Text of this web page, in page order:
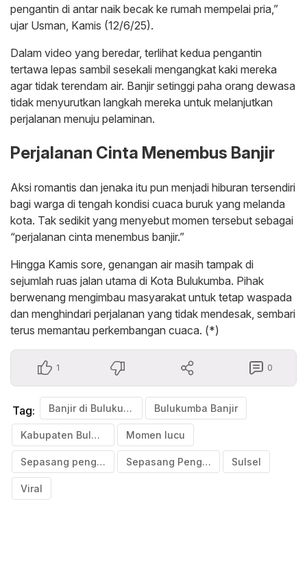
pengantin di antar naik becak ke rumah mempelai pria,”
ujar Usman, Kamis (12/6/25).
Dalam video yang beredar, terlihat kedua pengantin
tertawa lepas sambil sesekali mengangkat kaki mereka
agar tidak terendam air. Banjir setinggi paha orang dewasa
tidak menyurutkan langkah mereka untuk melanjutkan
perjalanan menuju pelaminan.
Perjalanan Cinta Menembus Banjir
Aksi romantis dan jenaka itu pun menjadi hiburan tersendiri
bagi warga di tengah kondisi cuaca buruk yang melanda
kota. Tak sedikit yang menyebut momen tersebut sebagai
“perjalanan cinta menembus banjir.”
Hingga Kamis sore, genangan air masih tampak di
sejumlah ruas jalan utama di Kota Bulukumba. Pihak
berwenang mengimbau masyarakat untuk tetap waspada
dan menghindari perjalanan yang tidak mendesak, sembari
terus memantau perkembangan cuaca. (*)
1 0
Tag: Banjir di Bulukumba Bulukumba Banjir
Kabupaten Bulukumba Momen lucu
Sepasang pengantin Sepasang Pengantin Naik Becak Terobos Banjir Sulsel
Viral